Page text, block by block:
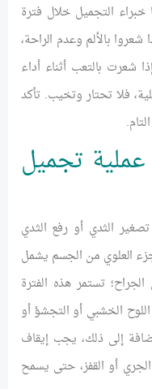
التجميل خلال فترة
بالألم وعدم الراحة،
شعرت بالتعب أثناء أداء
فلا تحتار وتخيب. تأكد
تجميل
الثدي أو رفع الثدي
العلوي من الجسم يشمل
تستمر هذه الفترة
اللوح الخشبي أو التجشؤ أو
إلى ذلك، يجب إيقاف
أو القفز، حتى يسمح